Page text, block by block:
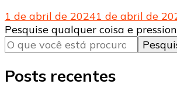
1 de abril de 20241 de abril de
Procurando
algo?
Pesquise qualquer coisa e
Posts recentes